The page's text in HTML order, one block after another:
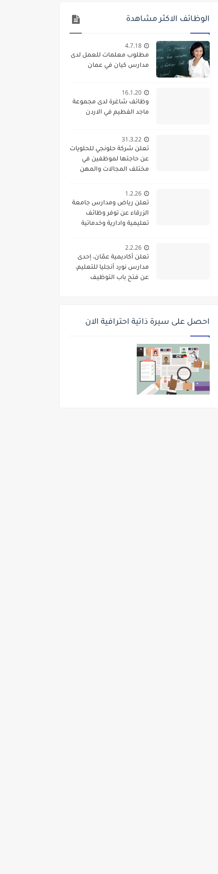
الوظائف الاكثر مشاهدة
4.7.18
مطلوب معلمات للعمل لدى
مدارس كيان في عمان
16.1.20
وظائف شاغرة لدى مجموعة
ماجد الفطيم في الاردن
31.3.22
تعلن شركة حلونجي للحلويات
عن حاجتها لموظفين في
مختلف المجالات والمهن
1.2.26
تعلن رياض ومدارس جامعة
الزرقاء عن توفر وظائف
تعليمية وادارية وخدماتية
2.2.26
تعلن أكاديمية عمّان، إحدى
مدارس نورد أنجليا للتعليم،
عن فتح باب التوظيف
احصل على سيرة ذاتية احترافية الان